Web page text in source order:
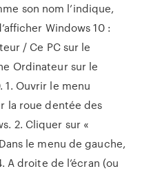
son nom l’indique,
Windows 10 :
/ Ce PC sur le
Ordinateur sur le
1. Ouvrir le menu
la roue dentée des
2. Cliquer sur «
le menu de gauche,
A droite de l’écran (ou